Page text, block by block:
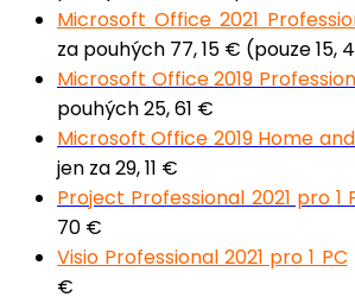
Microsoft Office 2021
za pouhých 77, 15 € (pouze 15,
Microsoft Office 2019
pouhých 25, 61 €
Microsoft Office 2019 Home
jen za 29, 11 €
Project Professional 2021 pro 1
70 €
Visio Professional 2021 pro 1 PC
€